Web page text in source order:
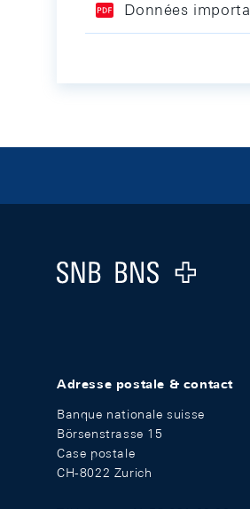
Données
Logo
Adresse postale & contact
Banque nationale suisse
Börsenstrasse 15
Case postale
CH-8022 Zurich